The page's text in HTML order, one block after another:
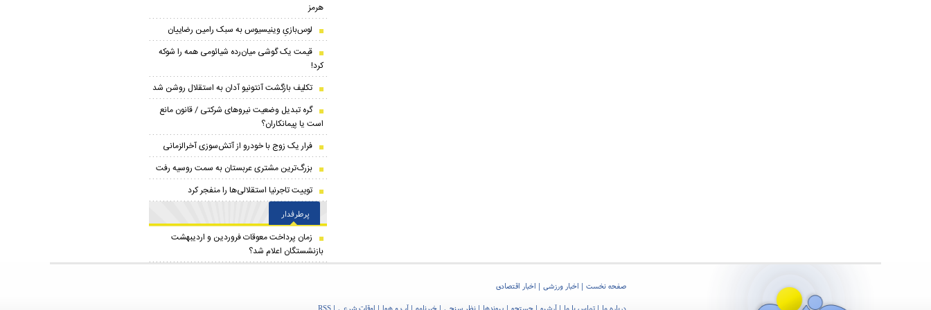
هرمز
لوس‌بازیِ وینیسیوس به سبک رامین رضاییان
قیمت یک گوشی میان‌رده شیائومی همه را شوکه
کرد!
تکلیف بازگشت آنتونیو آدان به استقلال روشن شد
گره تبدیل وضعیت نیروهای شرکتی / قانون مانع
است یا پیمانکاران؟
فرار یک زوج با خودرو از آتش‌سوزی آخرالزمانی
بزرگ‌ترین مشتری عربستان به سمت روسیه رفت
توییت تاجرنیا استقلالی‌ها را منفجر کرد
پرطرفدار
زمان پرداخت معوقات فروردین و اردیبهشت
بازنشستگان اعلام شد؟
صفحه نخست اخبار ورزشی
اخبار اقتصادی